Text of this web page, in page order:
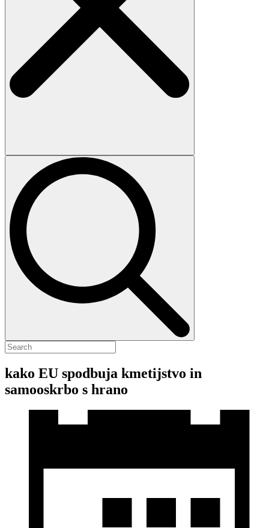
kako EU spodbuja kmetijstvo in
samooskrbo s hrano